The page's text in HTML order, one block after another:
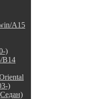
A15
)
B14
)